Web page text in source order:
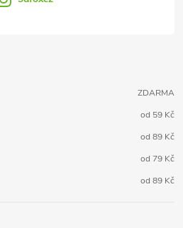
ZDARMA
od 59 Kč
od 89 Kč
od 79 Kč
od 89 Kč